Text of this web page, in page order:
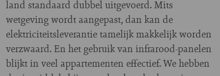
land standaard dubbel uitgevoerd. Mits
wetgeving wordt aangepast, dan kan de
elektriciteitsleverantie tamelijk makkelijk worden
verzwaard. En het gebruik van infrarood-panelen
blijkt in veel appartementen effectief. We hebben